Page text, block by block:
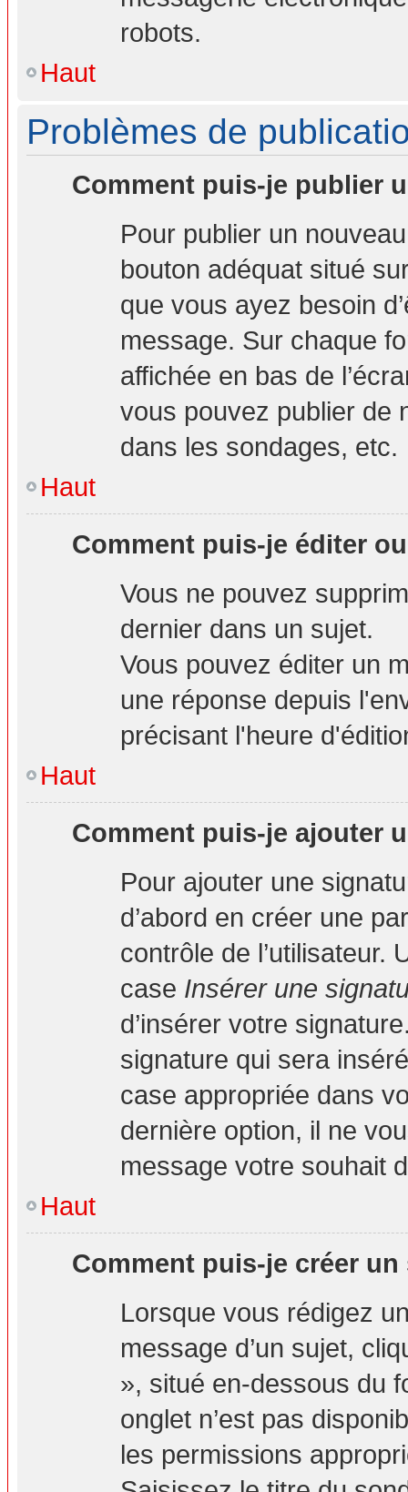
robots.
Haut
Problèmes de
Comment puis-je publier
Pour publier un
bouton adéquat situé
que vous ayez besoin
message. Sur chaque
affichée en bas de
vous pouvez publier de
dans les sondages, etc.
Haut
Comment puis-je éditer
Vous ne pouvez
dernier dans un sujet.
Vous pouvez éditer un
une réponse depuis
précisant l'heure
Haut
Comment puis-je ajouter
Pour ajouter une
d’abord en créer une
contrôle de l’utilisateur.
case Insérer une
d’insérer votre
signature qui sera
case appropriée dans
dernière option, il ne
message votre souhait
Haut
Comment puis-je créer un
Lorsque vous rédigez
message d’un sujet,
», situé en-dessous du
onglet n’est pas
les permissions